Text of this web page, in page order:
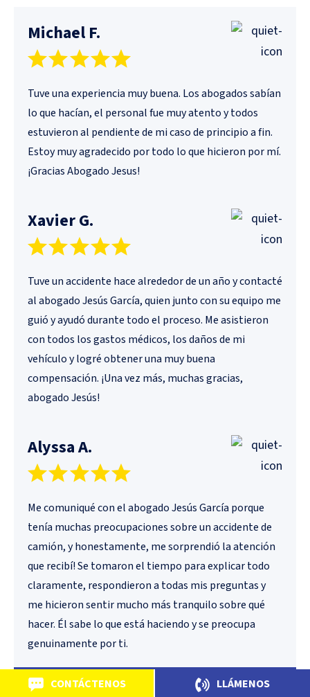
Michael F.
Tuve una experiencia muy buena. Los abogados sabían
lo que hacían, el personal fue muy atento y todos
estuvieron al pendiente de mi caso de principio a fin.
Estoy muy agradecido por todo lo que hicieron por mí.
¡Gracias Abogado Jesus!
Xavier G.
Tuve un accidente hace alrededor de un año y contacté
al abogado Jesús García, quien junto con su equipo me
guió y ayudó durante todo el proceso. Me asistieron
con todos los gastos médicos, los daños de mi
vehículo y logré obtener una muy buena
compensación. ¡Una vez más, muchas gracias,
abogado Jesús!
Alyssa A.
Me comuniqué con el abogado Jesús García porque
tenía muchas preocupaciones sobre un accidente de
camión, y honestamente, me sorprendió la atención
que recibí! Se tomaron el tiempo para explicar todo
claramente, respondieron a todas mis preguntas y
me hicieron sentir mucho más tranquilo sobre qué
hacer. Él sabe lo que está haciendo y se preocupa
genuinamente por ti.
Ver más reseñas enGoogle Maps
CONTÁCTENOS LLÁMENOS